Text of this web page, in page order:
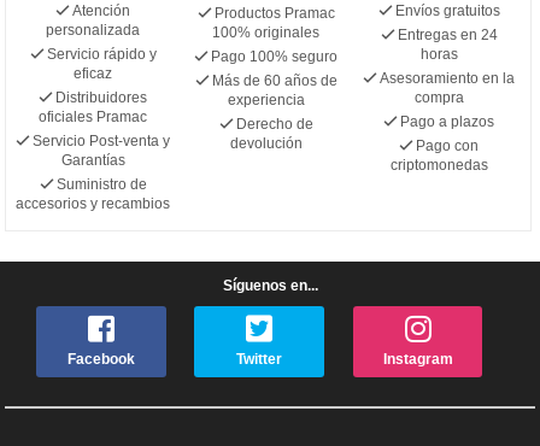
Atención
personalizada
Servicio rápido y
eficaz
Distribuidores
oficiales Pramac
Servicio Post-venta y
Garantías
Suministro de
accesorios y recambios
Productos Pramac
100% originales
Pago 100% seguro
Más de 60 años de
experiencia
Derecho de
devolución
Envíos gratuitos
Entregas en 24
horas
Asesoramiento en la
compra
Pago a plazos
Pago con
criptomonedas
Síguenos en...
Facebook Twitter Instagram